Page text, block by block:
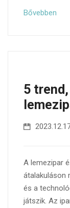
Bővebben
5
A lemezipar
átalakuláson
és a
játszik. Az